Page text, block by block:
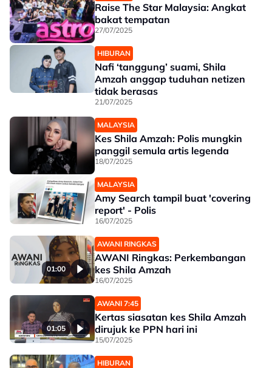
Raise The Star Malaysia: Angkat
bakat tempatan
27/07/2025
HIBURAN
Nafi ‘tanggung’ suami, Shila
Amzah anggap tuduhan netizen
tidak berasas
21/07/2025
MALAYSIA
Kes Shila Amzah: Polis mungkin
panggil semula artis legenda
18/07/2025
MALAYSIA
Amy Search tampil buat 'covering
report' - Polis
16/07/2025
01:00
AWANI RINGKAS
AWANI Ringkas: Perkembangan
kes Shila Amzah
16/07/2025
01:05
AWANI 7:45
Kertas siasatan kes Shila Amzah
dirujuk ke PPN hari ini
15/07/2025
HIBURAN